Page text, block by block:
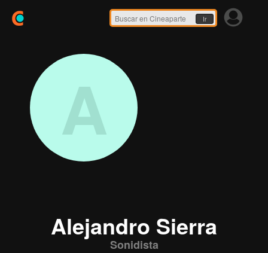
Ir
A
Alejandro Sierra
Sonidista